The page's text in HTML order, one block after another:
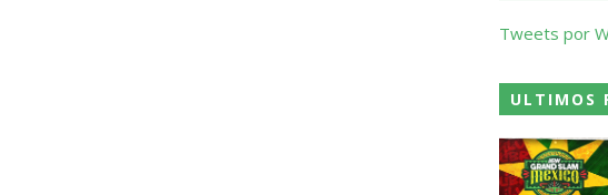
Bully Ray critica promo de Big Cass e sugere utilização de
Will Ospreay supera Mark Davis num brutal Street
Tweets por
ULTIMOS